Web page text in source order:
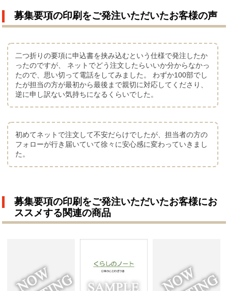
募集要項の印刷をご発注いただいたお客様の声
二つ折りの要項に申込書を挟み込むという仕様で発注したか
ったのですが、 ネットでどう注文したらいいか分からなかっ
たので、思い切って電話をしてみました。 わずか100部でし
たが担当の方が最初から最後まで親切に対応してくださり、
逆に申し訳ない気持ちになるくらいでした。
初めてネットで注文して不安だらけでしたが、担当者の方の
フォローが行き届いていて徐々に安心感に変わっていきまし
た。
募集要項の印刷をご発注いただいたお客様にお
ススメする関連の商品